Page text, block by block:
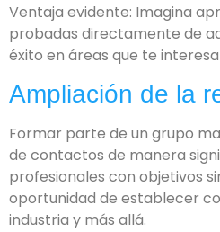
Ventaja evidente: Imagina
probadas directamente de
éxito en áreas que te
Ampliación de la
Formar parte de un grupo
de contactos de manera
profesionales con objetivos
oportunidad de establecer
industria y más allá.